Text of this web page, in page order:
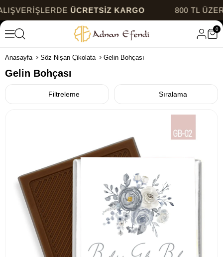
800 TL ÜZERİ ALIŞVERİŞLERDE
0
Anasayfa Söz Nişan Çikolata Gelin Bohçası
Gelin Bohçası
Filtreleme Sıralama